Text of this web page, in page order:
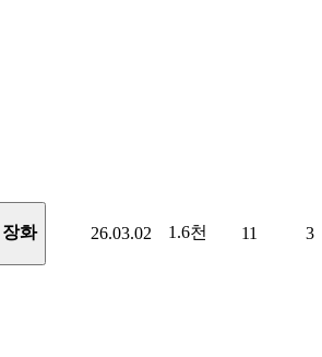
장화 26.03.02 1.6천 11 3